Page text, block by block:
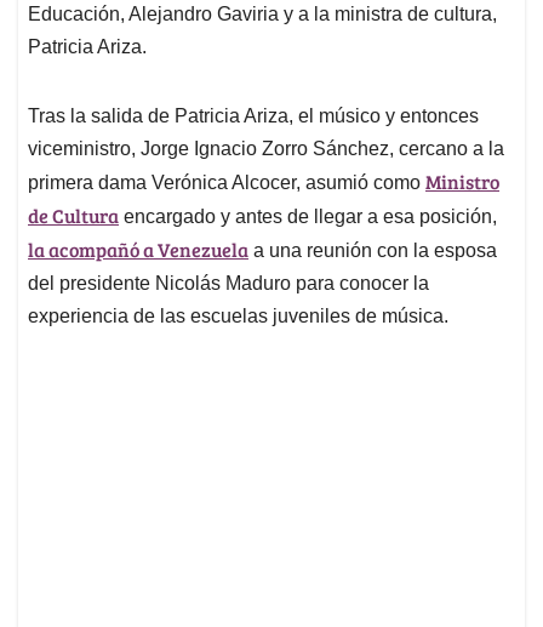
Educación, Alejandro Gaviria y a la ministra de cultura,
Patricia Ariza.
Tras la salida de Patricia Ariza, el músico y entonces
viceministro, Jorge Ignacio Zorro Sánchez, cercano a la
primera dama Verónica Alcocer, asumió como Ministro
de Cultura encargado y antes de llegar a esa posición,
la acompañó a Venezuela a una reunión con la esposa
del presidente Nicolás Maduro para conocer la
experiencia de las escuelas juveniles de música.